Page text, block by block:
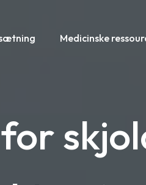
Medicinske